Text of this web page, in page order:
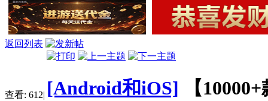
返回列表
查看: 612| [Android和iOS]
【